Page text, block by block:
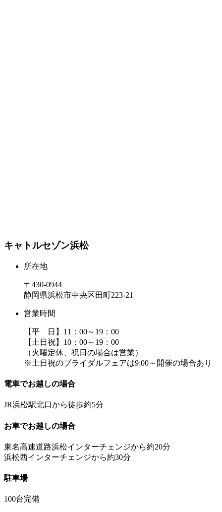
キャトルセゾン浜松
所在地
〒430-0944
静岡県浜松市中央区田町223-21
営業時間
【平 日】11：00～19：00
【土日祝】10：00～19：00
（火曜定休、祝日の場合は営業）
※土日祝のブライダルフェアは9:00～開催の場合あり
電車でお越しの場合
JR浜松駅北口から徒歩約5分
お車でお越しの場合
東名高速道路浜松インターチェンジから約20分
浜松西インターチェンジから約30分
駐車場
100台完備